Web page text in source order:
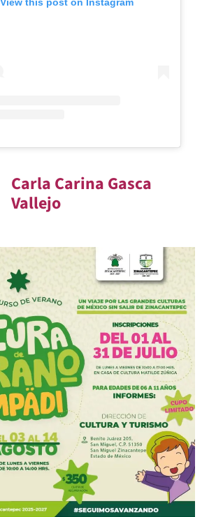
Carla Carina Gasca
Vallejo